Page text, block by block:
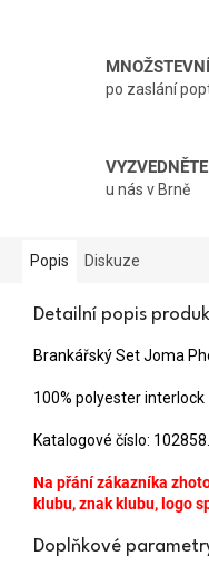
po zaslání
u nás v Brně
Popis Diskuze
Detailní popis
Brankářský Set Joma
100% polyester interlock
Katalogové číslo:
Na přání zákazníka
klubu, znak klubu, logo
Doplňkové